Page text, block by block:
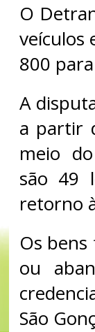
O
veículos
800
A
a partir
meio
são 49
retorno
Os
ou
São